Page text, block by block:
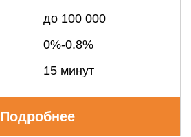
до 100 000
0%-0.8%
15 минут
Подробнее